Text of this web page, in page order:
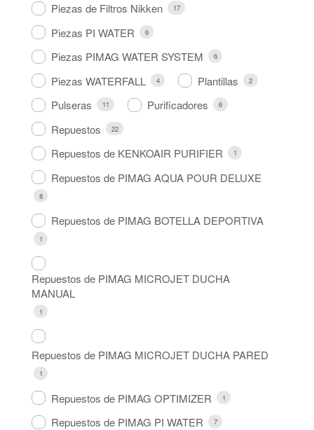
Piezas de Filtros Nikken 17
Piezas PI WATER 6
Piezas PIMAG WATER SYSTEM 6
Piezas WATERFALL 4 Plantillas 2
Pulseras 11 Purificadores 6
Repuestos 22
Repuestos de KENKOAIR PURIFIER 1
Repuestos de PIMAG AQUA POUR DELUXE
8
Repuestos de PIMAG BOTELLA DEPORTIVA
1
Repuestos de PIMAG MICROJET DUCHA
MANUAL
1
Repuestos de PIMAG MICROJET DUCHA PARED
1
Repuestos de PIMAG OPTIMIZER 1
Repuestos de PIMAG PI WATER 7